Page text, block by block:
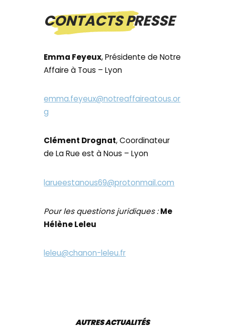
CONTACTS PRESSE
Emma Feyeux, Présidente de Notre
Affaire à Tous – Lyon
emma.feyeux@notreaffaireatous.or
g
Clément Drognat, Coordinateur
de La Rue est à Nous – Lyon
larueestanous69@protonmail.com
Pour les questions juridiques :Me
Hélène Leleu
leleu@chanon-leleu.fr
AUTRES ACTUALITÉS